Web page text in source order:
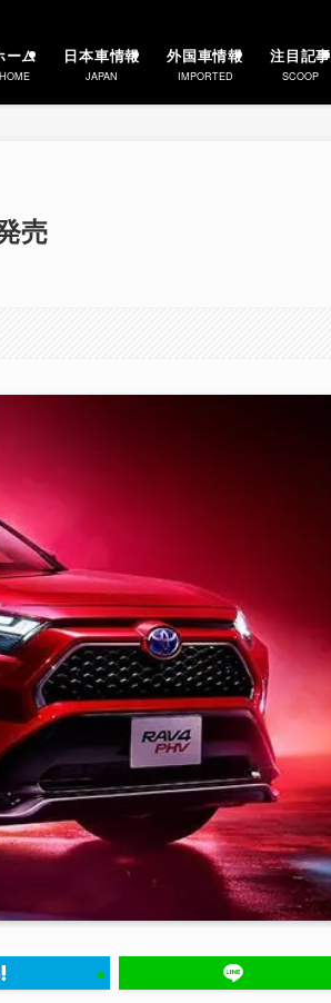
ーム
HOME
日本車情報
JAPAN
外国車情報
IMPORTED
注目記事
SCOOP
売